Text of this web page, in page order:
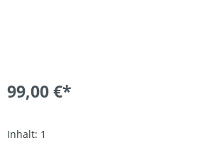
99,00 €*
Inhalt: 1